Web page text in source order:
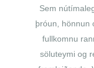
Sem
þróun, hönnun
fullkomnu
söluteymi og